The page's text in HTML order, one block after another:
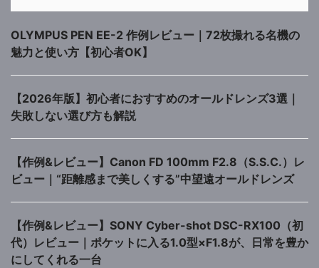
OLYMPUS PEN EE-2 作例レビュー｜72枚撮れる名機の
魅力と使い方【初心者OK】
【2026年版】初心者におすすめのオールドレンズ3選｜
失敗しない選び方も解説
【作例&レビュー】Canon FD 100mm F2.8（S.S.C.）レ
ビュー｜“距離感まで美しくする”中望遠オールドレンズ
【作例&レビュー】SONY Cyber-shot DSC-RX100（初
代）レビュー｜ポケットに入る1.0型×F1.8が、日常を豊か
にしてくれる一台